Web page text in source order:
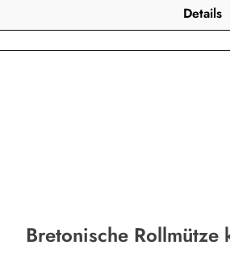
Details
Bretonische Rollmütze